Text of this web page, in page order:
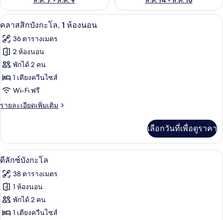
เปิด
ภาพถ่าย
ทั้งหมด
ของ
คลาส
สิ
กบัง
1
ห้อง
นอน
คลาสสิกบังกะโล, 1 ห้องนอน | ตู้นิรภั
7
คลาสสิกบังกะโล, 1 ห้องนอน
36 ตารางเมตร
2 ห้องนอน
พักได้ 2 คน
1 เตียงควีนไซส์
Wi-Fi ฟรี
รายละเอียดเพิ่มเติม
ราย
เกี่ยว
กับ
คลาส
กบัง
กะโล,
ห้อง
นอน
เลือกวันที่เพื่อดูราคา
เปิด
ภาพถ่าย
ทั้งหมด
ของ
ดี
ดีลักซ์บังกะโล | บริเวณนั่งเล่น | ทีวีจอ
6
ดีลักซ์บังกะโล
38 ตารางเมตร
1 ห้องนอน
พักได้ 2 คน
1 เตียงควีนไซส์